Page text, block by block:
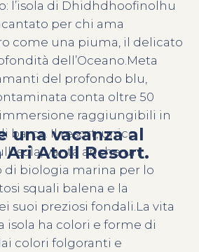
una vacanza al
Ari Atoll Resort.
l’isola di Dhidhdhoofinolhu
per chi ama
come una piuma, il delicato
dell’Oceano.Meta
del profondo blu,
conta oltre 50
raggiungibili in
barca. Il resort, unico
vanta anche un
biologia marina per lo
squali balena e la
suoi preziosi fondali.La vita
isola ha colori e forme di
colori folgoranti e